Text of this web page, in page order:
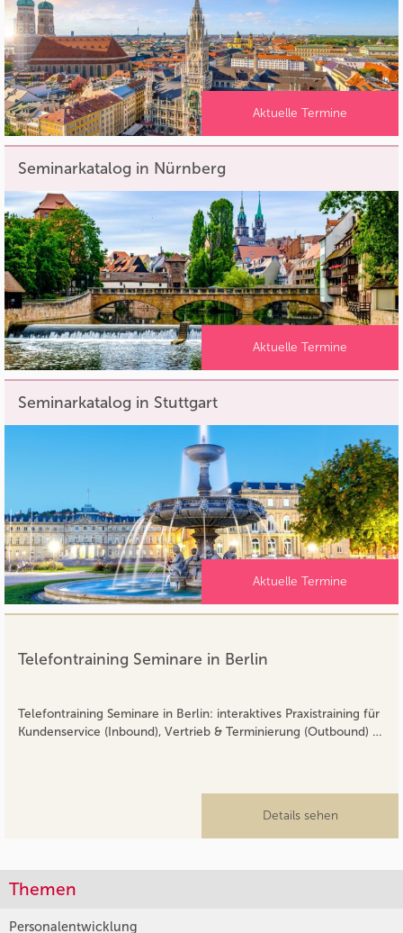
Aktuelle Termine
Seminarkatalog in Nürnberg
Aktuelle Termine
Seminarkatalog in Stuttgart
Aktuelle Termine
Telefontraining Seminare in Berlin
Telefontraining Seminare in Berlin: interaktives Praxistraining für
Kundenservice (Inbound), Vertrieb & Terminierung (Outbound) …
Details sehen
Themen
Personalentwicklung